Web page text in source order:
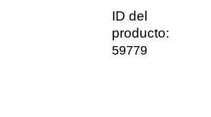
ID del
producto:
59779